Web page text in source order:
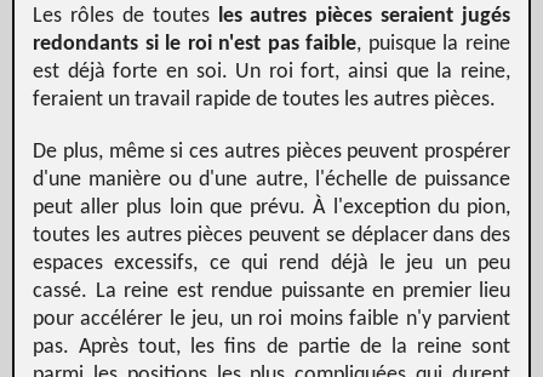
Les rôles de toutes les autres pièces seraient jugés
redondants si le roi n'est pas faible, puisque la reine
est déjà forte en soi. Un roi fort, ainsi que la reine,
feraient un travail rapide de toutes les autres pièces.
De plus, même si ces autres pièces peuvent prospérer
d'une manière ou d'une autre, l'échelle de puissance
peut aller plus loin que prévu. À l'exception du pion,
toutes les autres pièces peuvent se déplacer dans des
espaces excessifs, ce qui rend déjà le jeu un peu
cassé. La reine est rendue puissante en premier lieu
pour accélérer le jeu, un roi moins faible n'y parvient
pas. Après tout, les fins de partie de la reine sont